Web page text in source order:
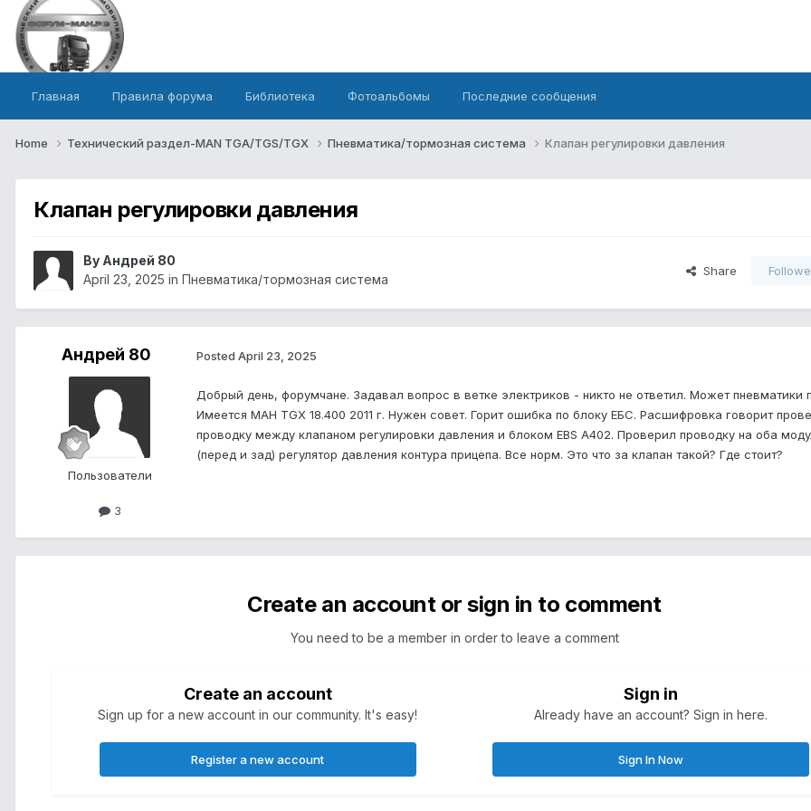
Главная Правила форума Библиотека Фотоальбомы Последние сообщения
Home Технический раздел-MAN TGA/TGS/TGX Пневматика/тормозная система Клапан регулировки давления
Клапан регулировки давления
By Андрей 80
April 23, 2025 in Пневматика/тормозная система
Share
Андрей 80
Пользователи
3
Posted April 23, 2025
Добрый день, форумчане. Задавал вопрос в ветке электриков - никто не ответил. Может пневматики
Имеется МАН TGX 18.400 2011 г. Нужен совет. Горит ошибка по блоку EБС. Расшифровка говорит
проводку между клапаном регулировки давления и блоком EBS A402. Проверил проводку на оба
(перед и зад) регулятор давления контура прицепа. Все норм. Это что за клапан такой? Где стоит?
Create an account or sign in to comment
You need to be a member in order to leave a comment
Create an account
Sign up for a new account in our community. It's easy!
Register a new account
Sign in
Already have an account? Sign in here.
Sign In Now